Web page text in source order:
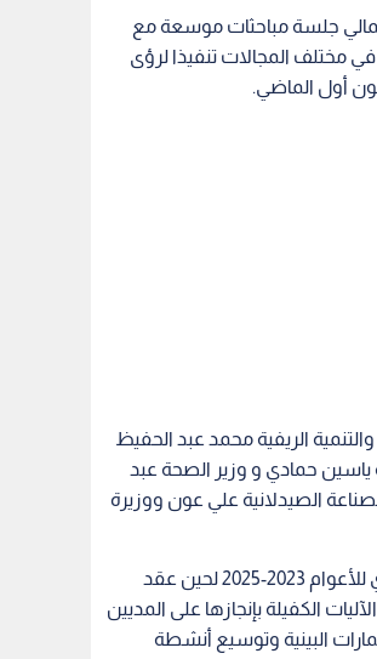
جلسة مباحثات موسعة مع
في مختلف المجالات تنفيذا لرؤى
أول الماضي.
الريفية محمد عبد الحفيظ
ياسين حمادي و وزير الصحة عبد
الصيدلانية علي عون ووزيرة
واتفق الجانبان على خارطة طريق لتعزيز التعاون الاقتصادي والتجاري والاستثماري للأعوام 2023-2025 لحين عقد
الكفيلة بإنجازها على المديين
البينية وتوسيع أنشطة